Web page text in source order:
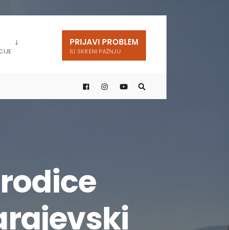
PRIJAVI PROBLEM
ILI SKRENI PAŽNJU